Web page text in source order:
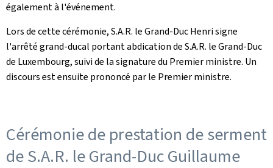
également à l'événement.
Lors de cette cérémonie, S.A.R. le Grand-Duc Henri signe
l'arrêté grand-ducal portant abdication de S.A.R. le Grand-Duc
de Luxembourg, suivi de la signature du Premier ministre. Un
discours est ensuite prononcé par le Premier ministre.
Cérémonie de prestation de serment
de S.A.R. le Grand-Duc Guillaume